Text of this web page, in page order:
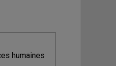
humaines